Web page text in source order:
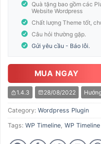
Quà tặng bao gồm các
Website Wordpress
Chất lượng Theme tốt,
Câu hỏi thường gặp.
Gửi yêu cầu - Báo lỗi.
MUA NGAY
1.4.3 28/08/2022
Category: Wordpress Plugin
Tags: WP Timeline, WP